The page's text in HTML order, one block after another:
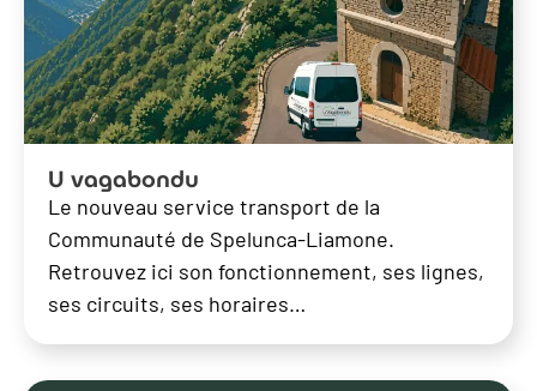
U vagabondu
Le nouveau service transport de la
Communauté de Spelunca-Liamone.
Retrouvez ici son fonctionnement, ses lignes,
ses circuits, ses horaires…